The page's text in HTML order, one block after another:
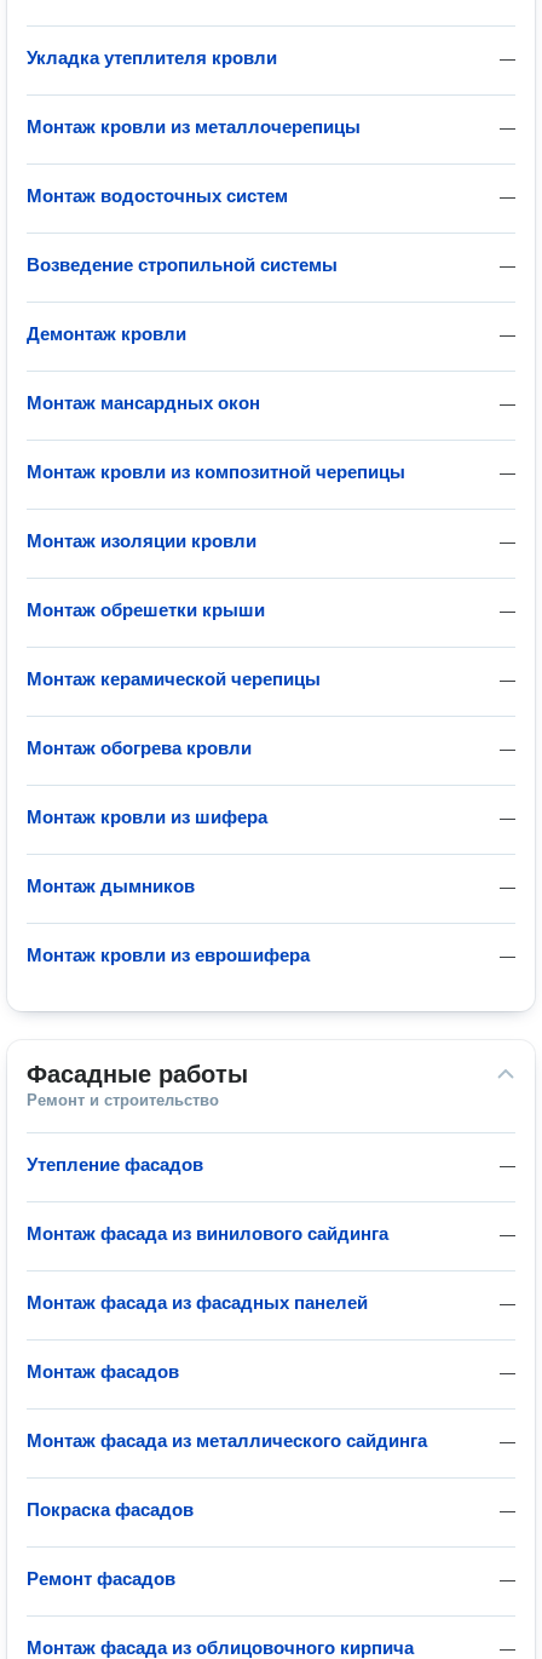
—
Укладка утеплителя кровли
—
Монтаж кровли из металлочерепицы
—
Монтаж водосточных систем
—
Возведение стропильной системы
—
Демонтаж кровли
—
Монтаж мансардных окон
—
Монтаж кровли из композитной черепицы
—
Монтаж изоляции кровли
—
Монтаж обрешетки крыши
—
Монтаж керамической черепицы
—
Монтаж обогрева кровли
—
Монтаж кровли из шифера
—
Монтаж дымников
—
Монтаж кровли из еврошифера
Фасадные работы
Ремонт и строительство
—
Утепление фасадов
—
Монтаж фасада из винилового сайдинга
—
Монтаж фасада из фасадных панелей
—
Монтаж фасадов
—
Монтаж фасада из металлического сайдинга
—
Покраска фасадов
—
Ремонт фасадов
—
Монтаж фасада из облицовочного кирпича